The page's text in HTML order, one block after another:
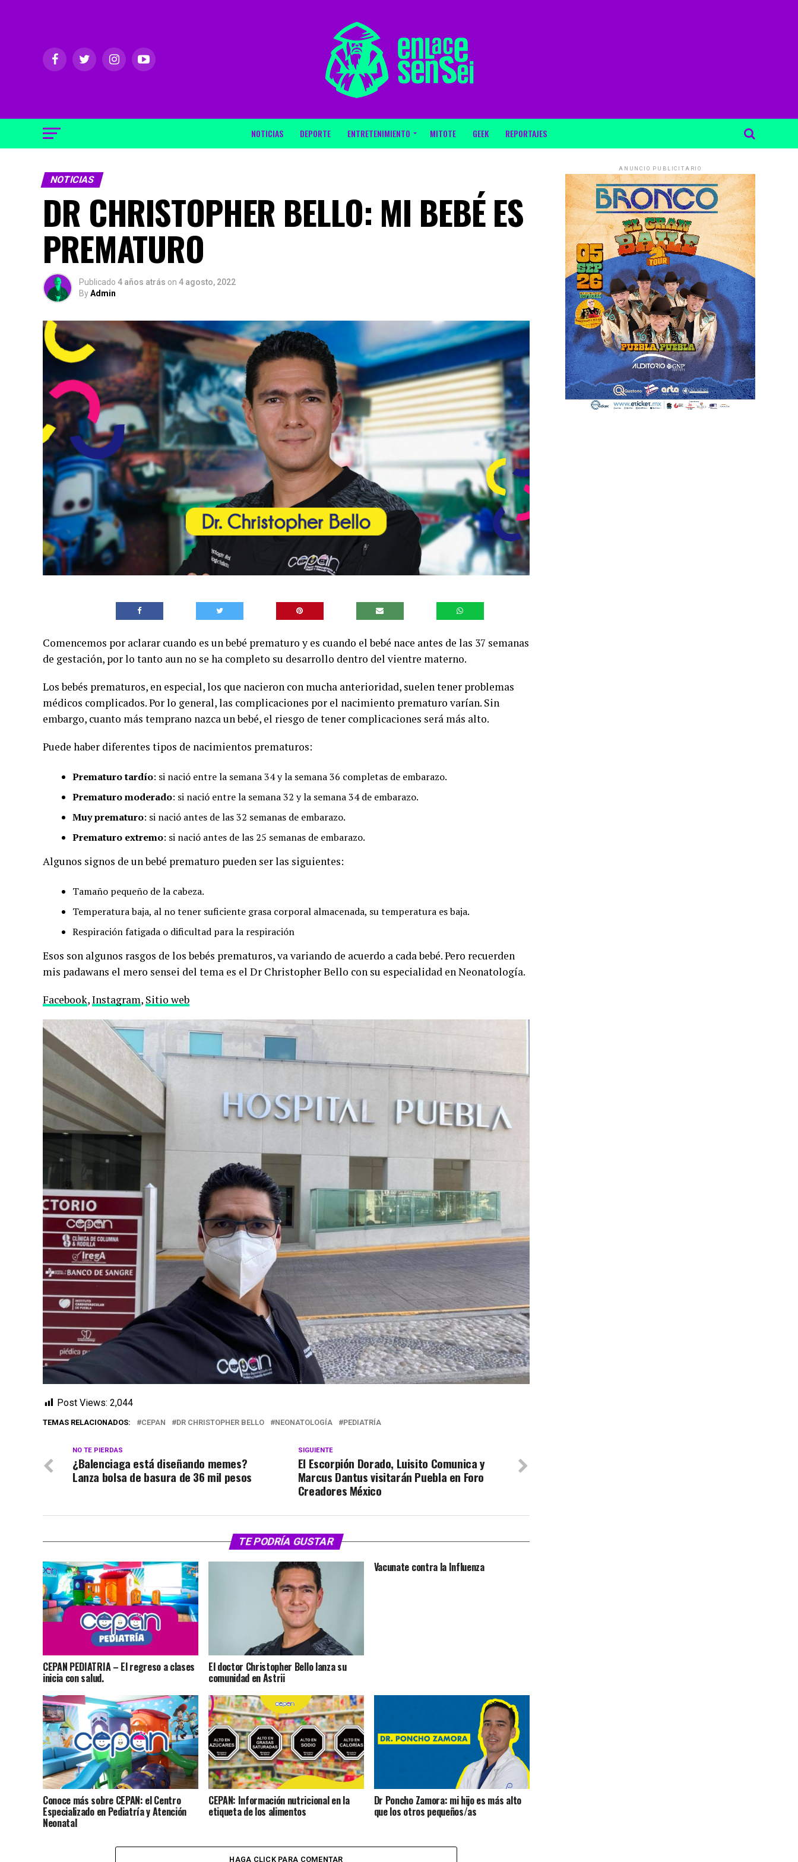
NOTICIAS DEPORTE ENTRETENIMIENTO MITOTE GEEK REPORTAJES
NOTICIAS
DR CHRISTOPHER BELLO: MI BEBÉ ES
PREMATURO
Publicado 4 años atrás on 4 agosto, 2022
ByAdmin
Comencemos por aclarar cuando es un bebé prematuro y es cuando el bebé nace antes de las 37 semanas
de gestación, por lo tanto aun no se ha completo su desarrollo dentro del vientre materno.
Los bebés prematuros, en especial, los que nacieron con mucha anterioridad, suelen tener problemas
médicos complicados. Por lo general, las complicaciones por el nacimiento prematuro varían. Sin
embargo, cuanto más temprano nazca un bebé, el riesgo de tener complicaciones será más alto.
Puede haber diferentes tipos de nacimientos prematuros:
Prematuro tardío: si nació entre la semana 34 y la semana 36 completas de embarazo.
Prematuro moderado: si nació entre la semana 32 y la semana 34 de embarazo.
Muy prematuro: si nació antes de las 32 semanas de embarazo.
Prematuro extremo: si nació antes de las 25 semanas de embarazo.
Algunos signos de un bebé prematuro pueden ser las siguientes:
Tamaño pequeño de la cabeza.
Temperatura baja, al no tener suficiente grasa corporal almacenada, su temperatura es baja.
Respiración fatigada o dificultad para la respiración
Esos son algunos rasgos de los bebés prematuros, va variando de acuerdo a cada bebé. Pero recuerden
mis padawans el mero sensei del tema es el Dr Christopher Bello con su especialidad en Neonatología.
Facebook,Instagram, Sitio web
Post Views: 2,044
TEMAS RELACIONADOS: CEPAN DR CHRISTOPHER BELLO NEONATOLOGÍA PEDIATRÍA
SIGUIENTE
El Escorpión Dorado, Luisito Comunica y
Marcus Dantus visitarán Puebla en Foro
Creadores México
NO TE PIERDAS
¿Balenciaga está diseñando memes?
Lanza bolsa de basura de 36 mil pesos
TE PODRÍA GUSTAR
CEPAN PEDIATRIA – El regreso a clases
inicia con salud.
El doctor Christopher Bello lanza su
comunidad en Astrii
Vacunate contra la Influenza
Conoce más sobre CEPAN: el Centro
Especializado en Pediatría y Atención
Neonatal
CEPAN: Información nutricional en la
etiqueta de los alimentos
Dr Poncho Zamora: mi hijo es más alto
que los otros pequeños/as
HAGA CLICK PARA COMENTAR
ANUNCIO PUBLICITARIO